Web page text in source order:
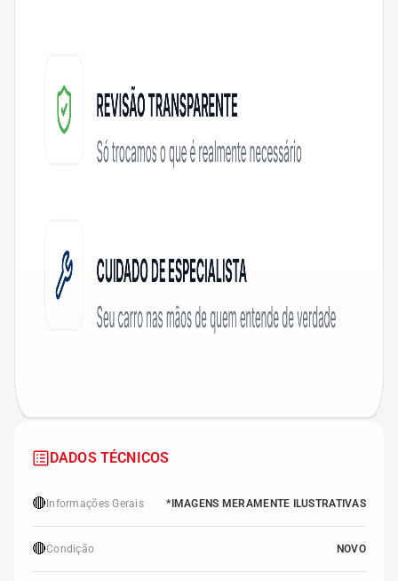
DADOS TÉCNICOS
🔴 Informações Gerais *IMAGENS MERAMENTE ILUSTRATIVAS
🔴Condição NOVO